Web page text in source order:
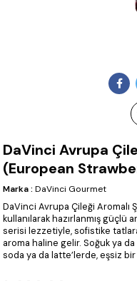
DaVinci Avrupa
(European
Marka : DaVinci Gourmet
DaVinci Avrupa Çileği Aromalı
kullanılarak hazırlanmış güçlü
serisi lezzetiyle, sofistike
aroma haline gelir. Soğuk ya
soda ya da latte’lerde, eşsiz